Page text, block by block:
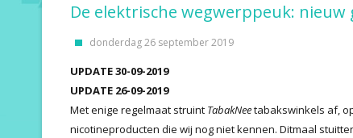
De elektrische wegwerppeuk:
donderdag 26 september 2019
UPDATE 30-09-2019
UPDATE 26-09-2019
Met enige regelmaat struint TabakNeetabakswinkels af,
nicotineproducten die wij nog niet kennen. Ditmaal